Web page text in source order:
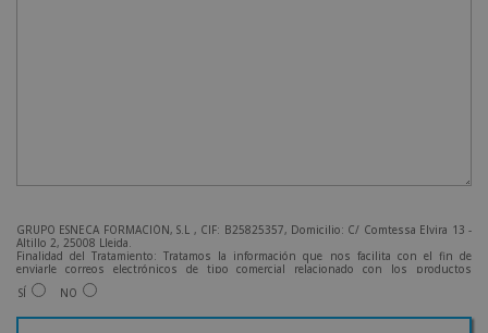
GRUPO ESNECA FORMACIÓN, S.L , CIF: B25825357, Domicilio: C/ Comtessa Elvira 13 -
Altillo 2, 25008 Lleida.
Finalidad del Tratamiento: Tratamos la información que nos facilita con el fin de
enviarle correos electrónicos de tipo comercial relacionado con los productos
ofrecidos y otros tipo de productos que fueran de su interés.
Legitimación del tratamiento: Consentimiento del interesado.
a la dirección admin@grupoesneca.com.
SÍ NO